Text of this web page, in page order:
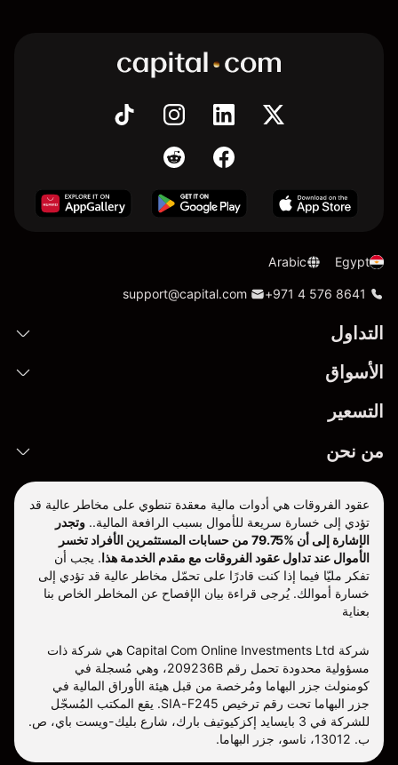
Egypt
Arabic
+971 4 576 8641
support@capital.com
التداول
الأسواق
التسعير
من نحن
عقود الفروقات هي أدوات مالية معقدة تنطوي على مخاطر عالية قد
تؤدي إلى خسارة سريعة للأموال بسبب الرافعة المالية.. وتجدر
الإشارة إلى أن %79.75 من حسابات المستثمرين الأفراد تخسر
الأموال عند تداول عقود الفروقات مع مقدم الخدمة هذا. يجب أن
تفكر مليّا فيما إذا كنت قادرًا على تحمّل مخاطر عالية قد تؤدي إلى
خسارة أموالك. يُرجى قراءة بيان الإفصاح عن المخاطر الخاص بنا
بعناية
شركة Capital Com Online Investments Ltd هي شركة ذات
مسؤولية محدودة تحمل رقم 209236B، وهي مُسجلة في
كومنولث جزر البهاما ومُرخصة من قبل هيئة الأوراق المالية في
جزر البهاما تحت رقم ترخيص SIA-F245. يقع المكتب المُسجّل
للشركة في 3 بايسايد إكزكيوتيف بارك، شارع بليك-ويست باي، ص.
ب. 13012، ناسو، جزر البهاما.